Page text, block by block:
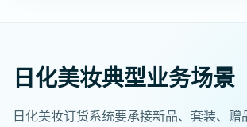
日化美妆典型业务场景
日化美妆订货系统要承接新品、套装、赠